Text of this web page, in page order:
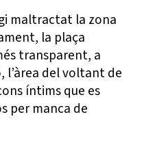
maltractat la zona
la plaça
transparent, a
l’àrea del voltant de
íntims que es
per manca de